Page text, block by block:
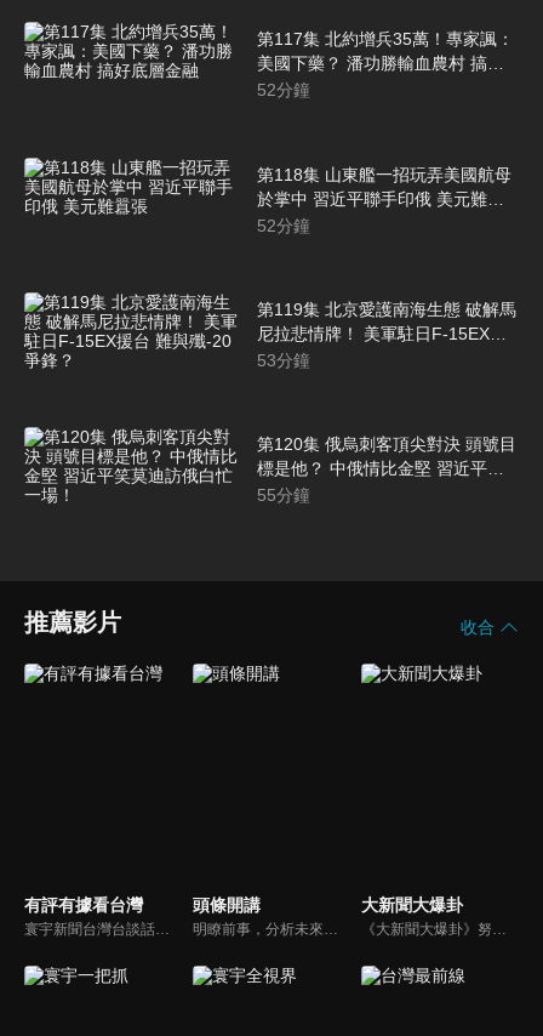
第117集 北約增兵35萬！專家諷：
美國下藥？ 潘功勝輸血農村 搞好
底層金融
52分鐘
第118集 山東艦一招玩弄美國航母
於掌中 習近平聯手印俄 美元難囂
張
52分鐘
第119集 北京愛護南海生態 破解馬
尼拉悲情牌！ 美軍駐日F-15EX援
台 難與殲-20爭鋒？
53分鐘
第120集 俄烏刺客頂尖對決 頭號目
標是他？ 中俄情比金堅 習近平笑
莫迪訪俄白忙一場！
55分鐘
推薦影片 收合
有評有據看台灣 頭條開講 大新聞大爆卦